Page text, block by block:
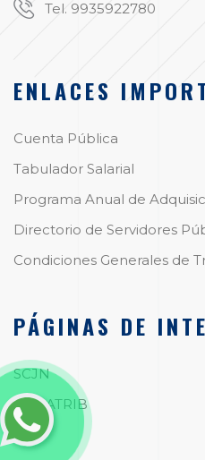
Tel. 9935922780
ENLACES
Cuenta Pública
Tabulador Salarial
Programa Anual de
Directorio de Servidores
Condiciones Generales de
PÁGINAS DE
SCJN
CONATRIB
OAJ